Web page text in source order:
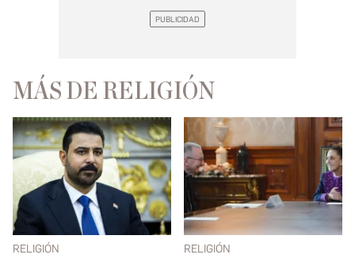
MÁS DE RELIGIÓN
RELIGIÓN RELIGIÓN